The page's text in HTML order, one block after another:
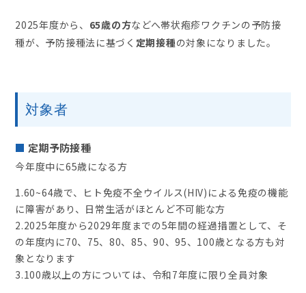
2025年度から、 65歳の方などへ帯状疱疹ワクチンの予防接
種が、予防接種法に基づく 定期接種の対象になりました。
対象者
定期予防接種
今年度中に65歳になる方
1.60~64歳で、ヒト免疫不全ウイルス(HIV)による免疫の機能
に障害があり、日常生活がほとんど不可能な方
2.2025年度から2029年度までの5年間の経過措置として、そ
の年度内に70、75、80、85、90、95、100歳となる方も対
象となります
3.100歳以上の方については、令和7年度に限り全員対象